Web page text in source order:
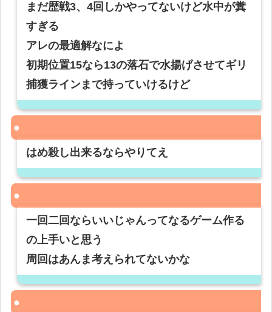
まだ歴戦3、4回しかやってないけど水中が糞
すぎる
アレの最適解なによ
初期位置15なら13の落石で水揚げさせてギリ
捕獲ラインまで持っていけるけど
はめ殺し出来るならやりてえ
一回二回ならいいじゃんってなるゲーム作る
の上手いと思う
周回はあんま考えられてないかな